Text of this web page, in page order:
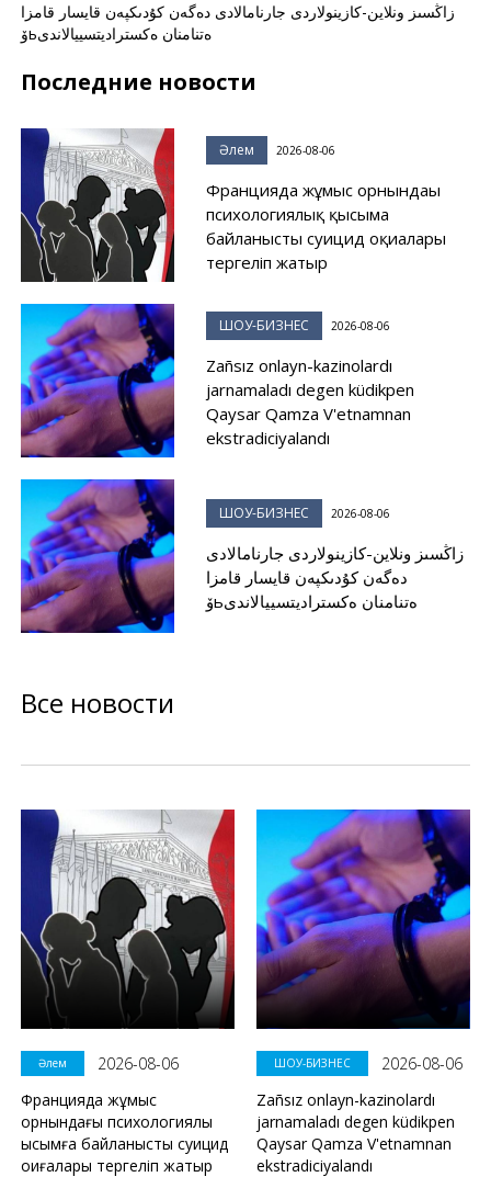
زاڭسىز ونلاين-كازينولاردى جارنامالادى دەگەن كۇدىكپەن قايسار قامزا
ۆьەتنامنان ەكستراديتسييالاندى
Последние новости
Әлем 2026-08-06
Францияда жұмыс орнындағы
психологиялық қысымға
байланысты суицид оқиғалары
тергеліп жатыр
ШОУ-БИЗНЕС 2026-08-06
Zañsız onlayn-kazinolardı
jarnamaladı degen küdikpen
Qaysar Qamza V'etnamnan
ekstradiciyalandı
ШОУ-БИЗНЕС 2026-08-06
زاڭسىز ونلاين-كازينولاردى جارنامالادى
دەگەن كۇدىكپەن قايسار قامزا
ۆьەتنامنان ەكستراديتسييالاندى
Все новости
Әлем
2026-08-06
Францияда жұмыс
орнындағы психологиялық
қысымға байланысты суицид
оқиғалары тергеліп жатыр
ШОУ-БИЗНЕС
2026-08-06
Zañsız onlayn-kazinolardı
jarnamaladı degen küdikpen
Qaysar Qamza V'etnamnan
ekstradiciyalandı